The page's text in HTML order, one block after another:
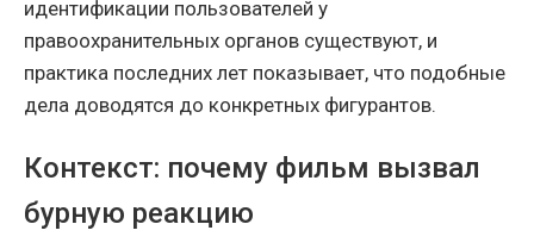
идентификации пользователей у
правоохранительных органов существуют, и
практика последних лет показывает, что подобные
дела доводятся до конкретных фигурантов.
Контекст: почему фильм вызвал
бурную реакцию